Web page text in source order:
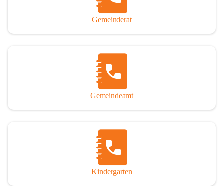
Gemeinderat
Gemeindeamt
Kindergarten